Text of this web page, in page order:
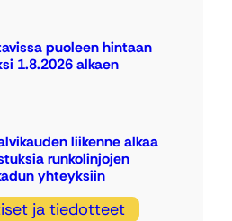
puoleen hintaan
1.8.2026 alkaen
liikenne alkaa
runkolinjojen
yhteyksiin
ja tiedotteet